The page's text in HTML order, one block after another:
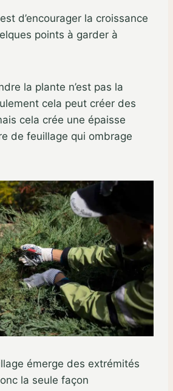
d’encourager la croissance
points à garder à
la plante n’est pas la
cela peut créer des
cela crée une épaisse
de feuillage qui ombrage
émerge des extrémités
la seule façon